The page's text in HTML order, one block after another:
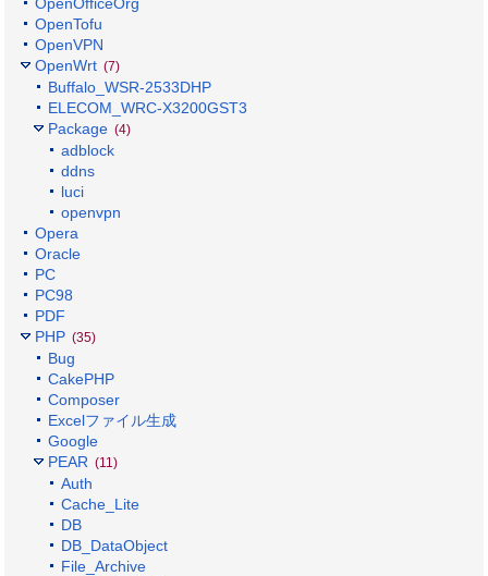
OpenTofu
OpenVPN
OpenWrt (7)
Buffalo_WSR-2533DHP
ELECOM_WRC-X3200GST3
Package (4)
adblock
ddns
luci
openvpn
Opera
Oracle
PC
PC98
PDF
PHP (35)
Bug
CakePHP
Composer
Excelファイル生成
Google
PEAR (11)
Auth
Cache_Lite
DB
DB_DataObject
File_Archive